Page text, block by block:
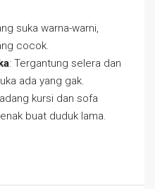
suka warna-warni,
cocok.
: Tergantung selera dan
ada yang gak.
kursi dan sofa
buat duduk lama.